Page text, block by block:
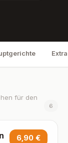
für den
6
6,90 €